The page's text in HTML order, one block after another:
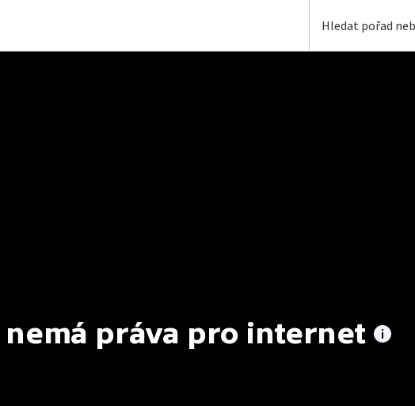
nemá práva pro internet